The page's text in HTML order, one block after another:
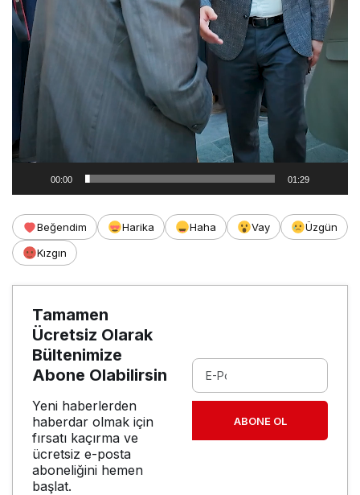
00:00 01:29
Beğendim Harika Haha Vay
Üzgün
Kızgın
Tamamen
Ücretsiz Olarak
Bültenimize
Abone Olabilirsin
Yeni haberlerden
haberdar olmak için
fırsatı kaçırma ve
ücretsiz e-posta
aboneliğini hemen
başlat.
ABONE OL